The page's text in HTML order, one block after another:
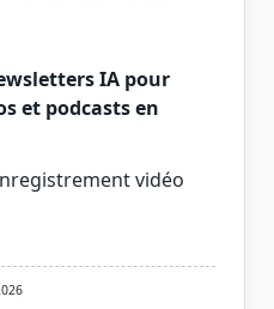
IA pour
et podcasts en
vidéo